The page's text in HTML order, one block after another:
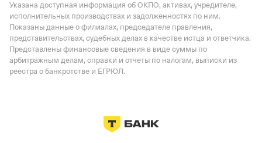
Указана доступная информация об ОКПО, активах, учредителе,
исполнительных производствах и задолженностях по ним.
Показаны данные о филиалах, председателе правления,
представительствах, судебных делах в качестве истца и ответчика.
Представлены финансовые сведения в виде суммы по
арбитражным делам, справки и отчеты по налогам, выписки из
реестра о банкротстве и ЕГРЮЛ.